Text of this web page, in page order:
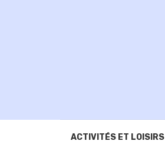
ACTIVITÉS ET LOISIRS